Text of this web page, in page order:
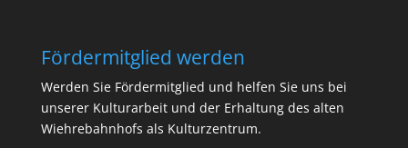
Fördermitglied werden
Werden Sie Fördermitglied und helfen Sie uns bei
unserer Kulturarbeit und der Erhaltung des alten
Wiehrebahnhofs als Kulturzentrum.